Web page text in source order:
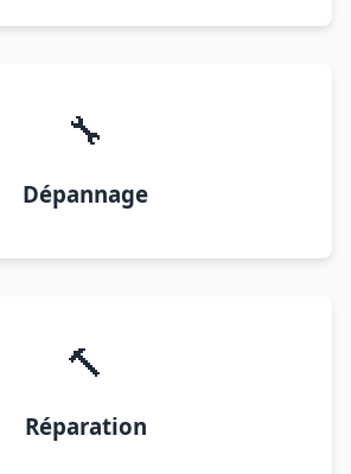
🔧
Dépannage
🔨
Réparation